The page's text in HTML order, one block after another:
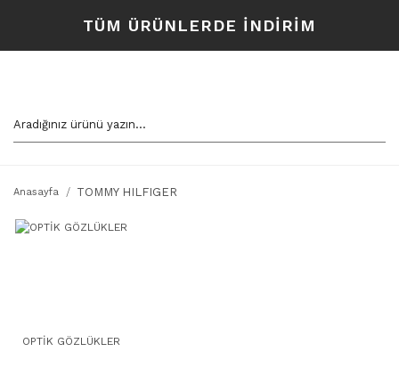
TÜM ÜRÜNLERDE İNDİRİM
Anasayfa TOMMY HILFIGER
OPTİK GÖZLÜKLER